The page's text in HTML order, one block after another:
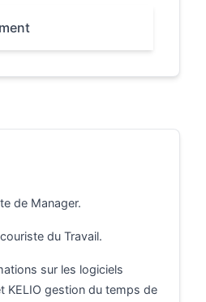
de Manager.
du Travail.
sur les logiciels
KELIO gestion du temps de